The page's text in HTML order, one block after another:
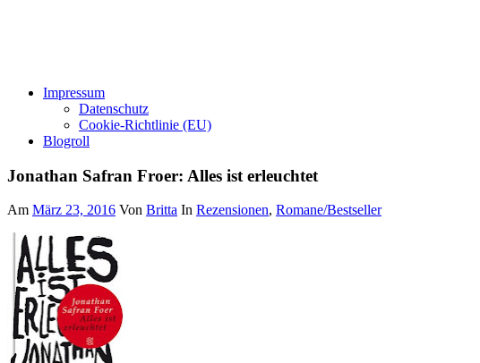
Impressum
Datenschutz
Cookie-Richtlinie (EU)
Blogroll
Jonathan Safran Froer: Alles ist erleuchtet
Am März 23, 2016 Von Britta In Rezensionen, Romane/Bestseller